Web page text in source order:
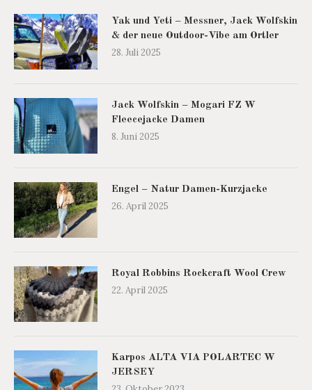
Yak und Yeti – Messner, Jack Wolfskin
& der neue Outdoor-Vibe am Ortler
28. Juli 2025
Jack Wolfskin – Mogari FZ W
Fleecejacke Damen
8. Juni 2025
Engel – Natur Damen-Kurzjacke
26. April 2025
Royal Robbins Rockcraft Wool Crew
22. April 2025
Karpos ALTA VIA POLARTEC W
JERSEY